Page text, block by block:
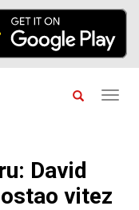
David
vitez